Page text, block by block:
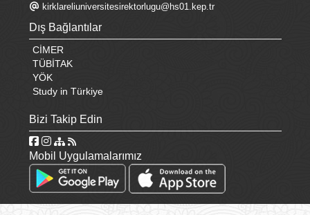
kirklareliuniversitesirektorlugu@hs01.kep.tr
Dış Bağlantılar
CİMER
TÜBİTAK
YÖK
Study in Türkiye
Bizi Takip Edin
Mobil Uygulamalarımız